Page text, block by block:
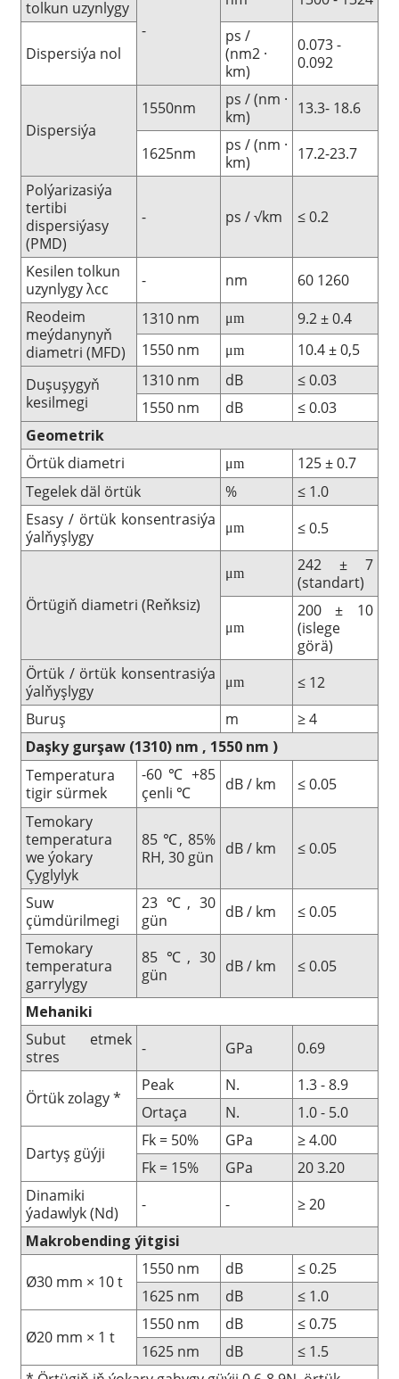
tolkun uzynlygy
-
Dispersiýa nol
ps /
(nm2 ·
km)
0.073 -
0.092
Dispersiýa
1550nm
ps / (nm ·
km)
13.3- 18.6
1625nm
ps / (nm ·
km)
17.2-23.7
Polýarizasiýa
tertibi
dispersiýasy
(PMD)
- ps / √km ≤ 0.2
Kesilen tolkun
uzynlygy λcc
- nm
60 1260
Reodeim
meýdanynyň
diametri (MFD)
1310 nm μm
9.2 ± 0.4
1550 nm
μm
10.4 ± 0,5
Duşuşygyň
kesilmegi
1310 nm dB
≤ 0.03
1550 nm
dB
≤ 0.03
Geometrik
Örtük diametri
μm
125 ± 0.7
Tegelek däl örtük
%
≤ 1.0
Esasy / örtük konsentrasiýa
ýalňyşlygy
μm ≤ 0.5
Örtügiň diametri (Reňksiz)
μm
242 ± 7
(standart)
μm
200 ± 10
(islege
görä)
Örtük / örtük konsentrasiýa
ýalňyşlygy
μm
≤ 12
Buruş
m
≥ 4
Daşky gurşaw(1310)nm , 1550nm )
Temperatura
tigir sürmek
-60℃ +85
çenli ℃ dB / km
≤ 0.05
Temokary
temperatura
we ýokary
Çyglylyk
85 ℃, 85%
RH, 30 gün
dB / km ≤ 0.05
Suw
çümdürilmegi
23 ℃, 30
gün
dB / km
≤ 0.05
Temokary
temperatura
garrylygy
85 ℃, 30
gün
dB / km ≤ 0.05
Mehaniki
Subut etmek
stres
- GPa 0.69
Örtük zolagy *
Peak N.
1.3 - 8.9
Ortaça
N. 1.0 - 5.0
Dartyş güýji
Fk = 50% GPa
≥ 4.00
Fk = 15%
GPa
20 3.20
Dinamiki
ýadawlyk (Nd)
- -
≥ 20
Makrobending ýitgisi
Ø30 mm × 10 t
1550 nm dB
≤ 0.25
1625 nm
dB ≤ 1.0
Ø20 mm × 1 t
1550 nm dB
≤ 0.75
1625 nm
dB
≤ 1.5